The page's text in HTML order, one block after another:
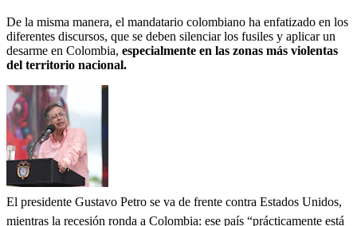
De la misma manera, el mandatario colombiano ha enfatizado en los
diferentes discursos, que se deben silenciar los fusiles y aplicar un
desarme en Colombia, especialmente en las zonas más violentas
del territorio nacional.
El presidente Gustavo Petro se va de frente contra Estados Unidos,
mientras la recesión ronda a Colombia: ese país “prácticamente está